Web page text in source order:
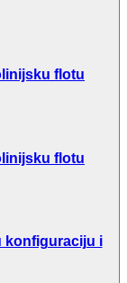
flotu
flotu
konfiguraciju i